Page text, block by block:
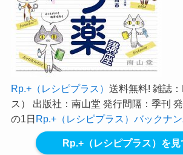
Rp.+（レシピプラス） 送料無料! 雑誌
ス） 出版社：南山堂 発行間隔：季刊
の1日Rp.+（レシピプラス）バックナ
Rp.+（レシピプラス）を見